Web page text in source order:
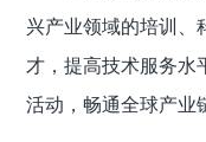
兴产业领域的培训、
才，提高技术服务水
活动，畅通全球产业